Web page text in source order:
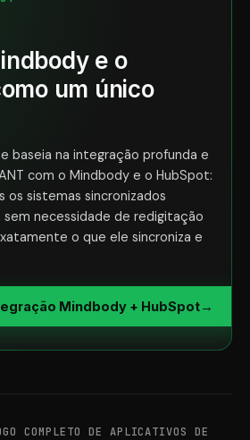
e o
um único
baseia na integração profunda e
com o Mindbody e o HubSpot:
os sistemas sincronizados
necessidade de redigitação
o que ele sincroniza e
Mindbody + HubSpot→
COMPLETO DE APLICATIVOS DE